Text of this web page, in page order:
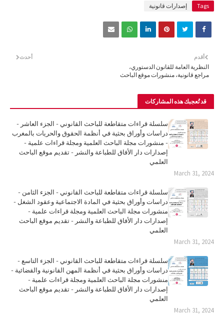
Tags إصدارات قانونية
أحدث أقدم
النظرية العامة للقانون الدستوري،
مراجع قانونية، منشورات موقع الباحث
قد تُعجبك هذه المشاركات
سلسلة قراءات متقاطعة للباحث القانوني - الجزء العاشر -
دراسات وأوراق بحثية في أنظمة الحقوق والحريات بالمغرب
- منشورات مجلة الباحث العلمية ومجلة قراءات علمية -
إصدارات دار الأفاق للطباعة والنشر - تقديم موقع الباحث
العلمي
March 31, 2024
سلسلة قراءات متقاطعة للباحث القانوني - الجزء الثامن -
دراسات وأوراق بحثية في المادة الاجتماعية وعقود الشغل -
منشورات مجلة الباحث العلمية ومجلة قراءات علمية -
إصدارات دار الأفاق للطباعة والنشر - تقديم موقع الباحث
العلمي
March 31, 2024
سلسلة قراءات متقاطعة للباحث القانوني - الجزء التاسع -
دراسات وأوراق بحثية في أنظمة المهن القانونية والقضائية -
منشورات مجلة الباحث العلمية ومجلة قراءات علمية -
إصدارات دار الأفاق للطباعة والنشر - تقديم موقع الباحث
العلمي
March 31, 2024